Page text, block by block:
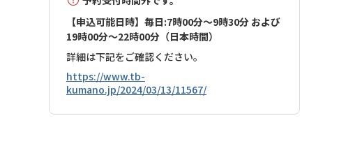
【申込可能日時】毎日:7時00分～9時30分 および
19時00分～22時00分（日本時間）
詳細は下記をご確認ください。
https://www.tb-
kumano.jp/2024/03/13/11567/